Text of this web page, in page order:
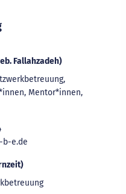
Fallahzadeh)
Mentor*innen,
b-e.de